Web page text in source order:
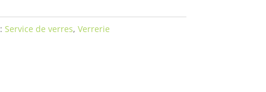
Service de verres, Verrerie